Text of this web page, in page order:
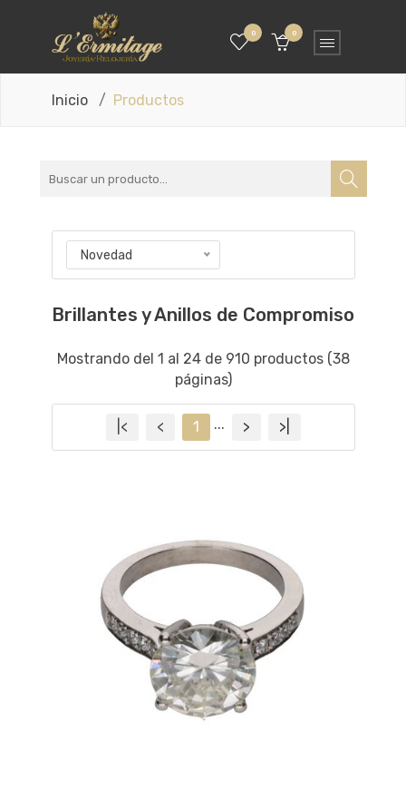
0 0
Inicio Productos
Novedad
Brillantes y Anillos de Compromiso
Mostrando del 1 al 24 de 910 productos (38
páginas)
|< < 1 ... > >|